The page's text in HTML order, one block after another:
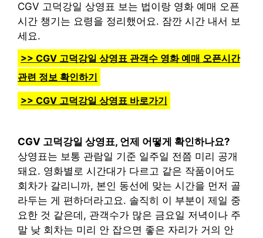
CGV 고덕강일 상영표 보는 법이랑 영화 예매 오픈
시간 챙기는 요령을 정리했어요. 잠깐 시간 내서 보
세요.
>> CGV 고덕강일 상영표 관객수 영화 예매 오픈시간
관련 정보 확인하기
>> CGV 고덕강일 상영표 바로가기
CGV 고덕강일 상영표, 언제 어떻게 확인하나요?
상영표는 보통 관람일 기준 일주일 전쯤 미리 공개
돼요. 영화별로 시간대가 다르고 같은 작품이어도
회차가 갈리니까, 본인 동선에 맞는 시간을 먼저 골
라두는 게 편하더라고요. 솔직히 이 부분이 제일 중
요한 것 같은데, 관객수가 많은 금요일 저녁이나 주
말 낮 회차는 미리 안 잡으면 좋은 자리가 거의 안